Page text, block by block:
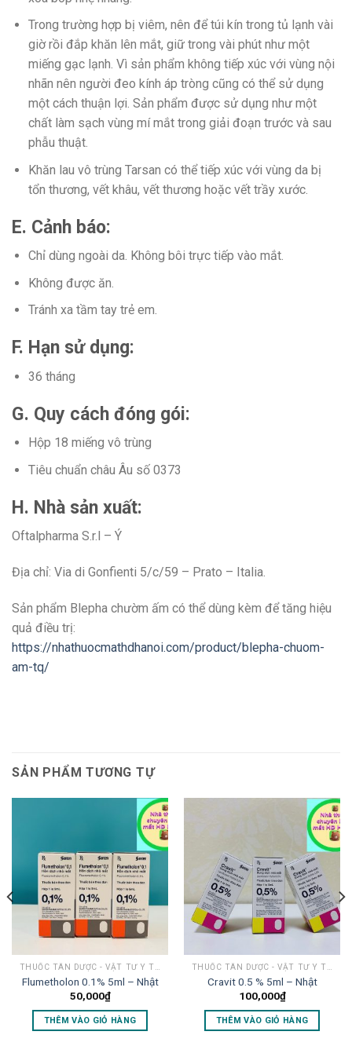
Trong trường hợp bị viêm, nên để túi kín trong tủ lạnh vài
giờ rồi đắp khăn lên mắt, giữ trong vài phút như một
miếng gạc lạnh. Vì sản phẩm không tiếp xúc với vùng nội
nhãn nên người đeo kính áp tròng cũng có thể sử dụng
một cách thuận lợi. Sản phẩm được sử dụng như một
chất làm sạch vùng mí mắt trong giải đoạn trước và sau
phẫu thuật.
Khăn lau vô trùng Tarsan có thể tiếp xúc với vùng da bị
tổn thương, vết khâu, vết thương hoặc vết trầy xước.
E. Cảnh báo:
Chỉ dùng ngoài da. Không bôi trực tiếp vào mắt.
Không được ăn.
Tránh xa tầm tay trẻ em.
F. Hạn sử dụng:
36 tháng
G. Quy cách đóng gói:
Hộp 18 miếng vô trùng
Tiêu chuẩn châu Âu số 0373
H. Nhà sản xuất:
Oftalpharma S.r.l – Ý
Địa chỉ: Via di Gonfienti 5/c/59 – Prato – Italia.
Sản phẩm Blepha chườm ấm có thể dùng kèm để tăng hiệu
quả điều trị:
https://nhathuocmathdhanoi.com/product/blepha-chuom-
am-tq/
SẢN PHẨM TƯƠNG TỰ
THUỐC TÂN DƯỢC - VẬT TƯ Y TẾ MẮT
Flumetholon 0.1% 5ml – Nhật
50,000₫
THÊM VÀO GIỎ HÀNG
THUỐC TÂN DƯỢC - VẬT TƯ Y TẾ MẮT
Cravit 0.5 % 5ml – Nhật
100,000₫
THÊM VÀO GIỎ HÀNG